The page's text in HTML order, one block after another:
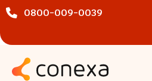
0800-009-0039